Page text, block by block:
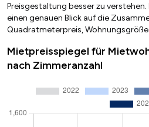
Preisgestaltung besser zu
einen genauen Blick auf die
Quadratmeterpreis,
Mietpreisspiegel für
nach Zimmeranzahl